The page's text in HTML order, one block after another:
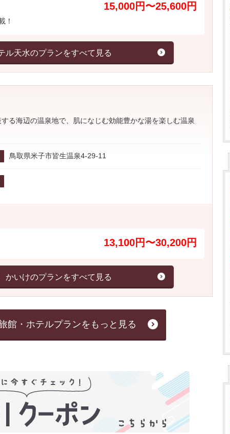
！
15,000円〜25,600円
ル天水のプランをすべて見る
る海辺の温泉地で、肌になじむ効能豊かな湯を楽しむ温泉
鳥取県米子市皆生温泉4-29-11
13,100円〜30,200円
いけのプランをすべて見る
館・ホテルプランをもっと見る